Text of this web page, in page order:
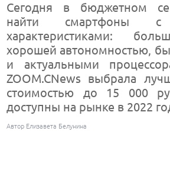
Сегодня в бюджетном
найти смартфоны с
характеристиками:
хорошей автономностью,
и актуальными
ZOOM.CNews выбрала
стоимостью до 15 000
доступны на рынке в 2022
Автор Елизавета Белунина